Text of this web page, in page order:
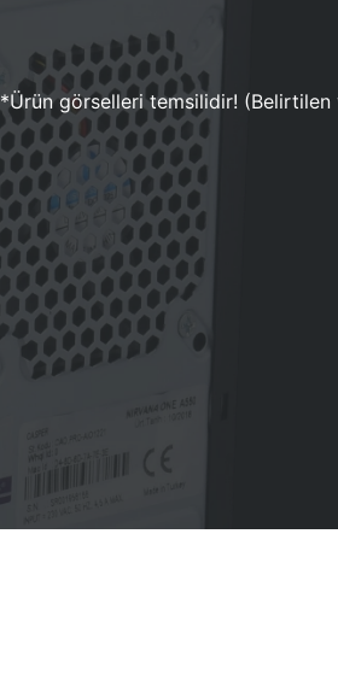
*Ürün görselleri temsilidir! (Belirtilen